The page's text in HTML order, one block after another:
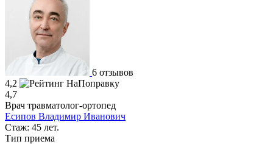
6 отзывов
4,2
4,7
Врач травматолог-ортопед
Есипов Владимир Иванович
Стаж: 45 лет.
Тип приема